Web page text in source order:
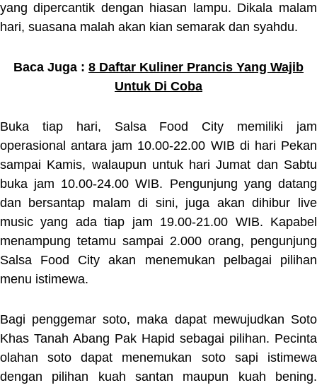
yang dipercantik dengan hiasan lampu. Dikala malam
hari, suasana malah akan kian semarak dan syahdu.
Baca Juga : 8 Daftar Kuliner Prancis Yang Wajib
Untuk Di Coba
Buka tiap hari, Salsa Food City memiliki jam
operasional antara jam 10.00-22.00 WIB di hari Pekan
sampai Kamis, walaupun untuk hari Jumat dan Sabtu
buka jam 10.00-24.00 WIB. Pengunjung yang datang
dan bersantap malam di sini, juga akan dihibur live
music yang ada tiap jam 19.00-21.00 WIB. Kapabel
menampung tetamu sampai 2.000 orang, pengunjung
Salsa Food City akan menemukan pelbagai pilihan
menu istimewa.
Bagi penggemar soto, maka dapat mewujudkan Soto
Khas Tanah Abang Pak Hapid sebagai pilihan. Pecinta
olahan soto dapat menemukan soto sapi istimewa
dengan pilihan kuah santan maupun kuah bening.